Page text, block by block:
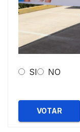
SI NO
VOTAR